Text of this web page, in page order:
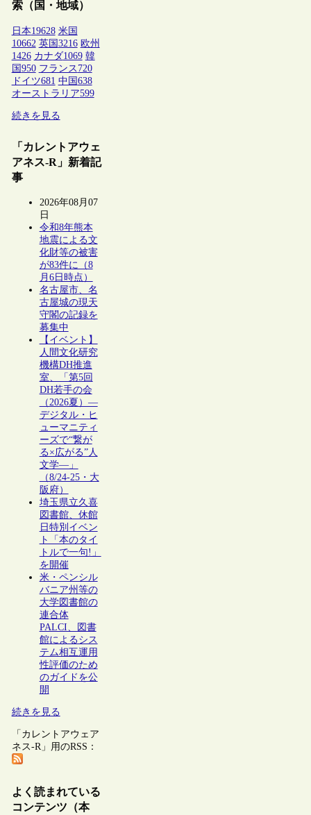
索（国・地域）
日本19628 米国
10662 英国3216 欧州
1426 カナダ1069 韓
国950 フランス 720
ドイツ681 中国638
オーストラリア599
続きを見る
「カレントアウェ
アネス-R」新着記
事
2026年08月07
日
令和8年熊本
地震による文
化財等の被害
が83件に（8
月6日時点）
名古屋市、名
古屋城の現天
守閣の記録を
募集中
【イベント】
人間文化研究
機構DH推進
室、「第5回
DH若手の会
（2026夏）―
デジタル・ヒ
ューマニティ
ーズで“繋が
る×広がる”人
文学―」
（8/24-25・大
阪府）
埼玉県立久喜
図書館、休館
日特別イベン
ト「本のタイ
トルで一句!」
を開催
米・ペンシル
バニア州等の
大学図書館の
連合体
PALCI、図書
館によるシス
テム相互運用
性評価のため
のガイドを公
開
続きを見る
「カレントアウェア
ネス-R」用のRSS：
よく読まれている
コンテンツ（本